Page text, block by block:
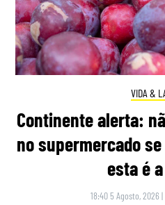
VIDA &
Continente alerta:
no supermercado
esta é
18:40 5 Agosto, 2026 |